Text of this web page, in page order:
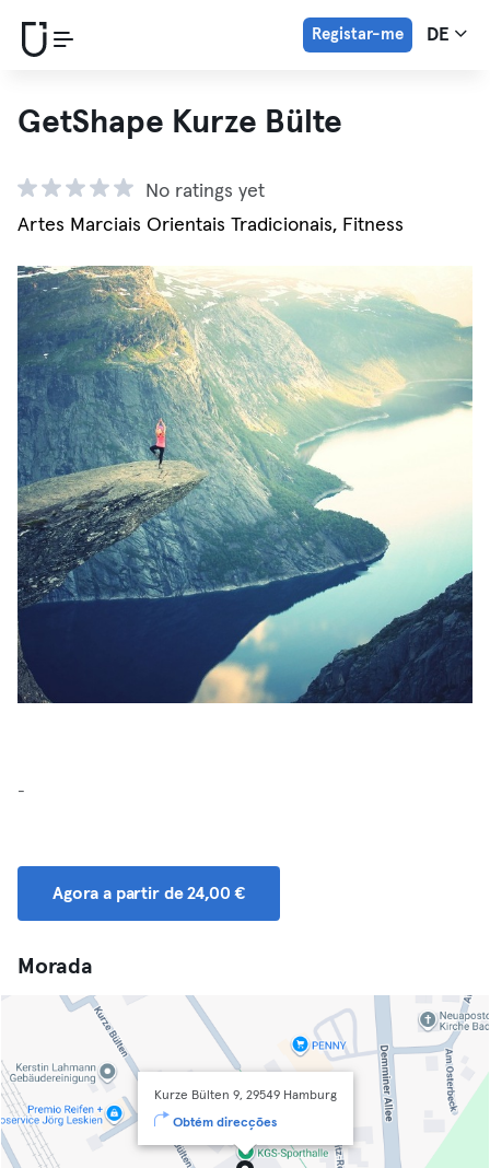
Registar-me DE
GetShape Kurze Bülte
No ratings yet
Artes Marciais Orientais Tradicionais, Fitness
-
Agora a partir de 24,00 €
Morada
Kurze Bülten 9, 29549 Hamburg
Obtém direcções